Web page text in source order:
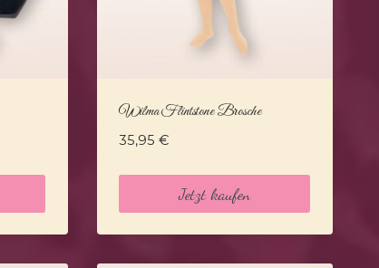
Wilma Flintstone Brosche
35,95€
Jetzt kaufen